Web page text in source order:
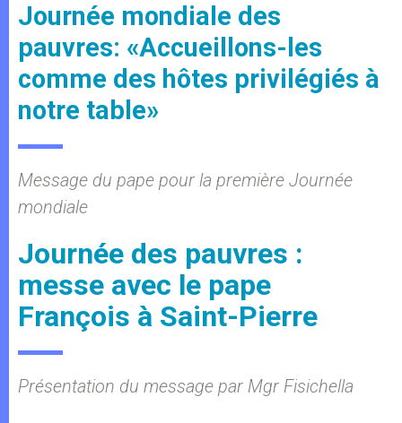
Journée mondiale des
pauvres: «Accueillons-les
comme des hôtes privilégiés à
notre table»
Message du pape pour la première Journée
mondiale
Journée des pauvres :
messe avec le pape
François à Saint-Pierre
Présentation du message par Mgr Fisichella